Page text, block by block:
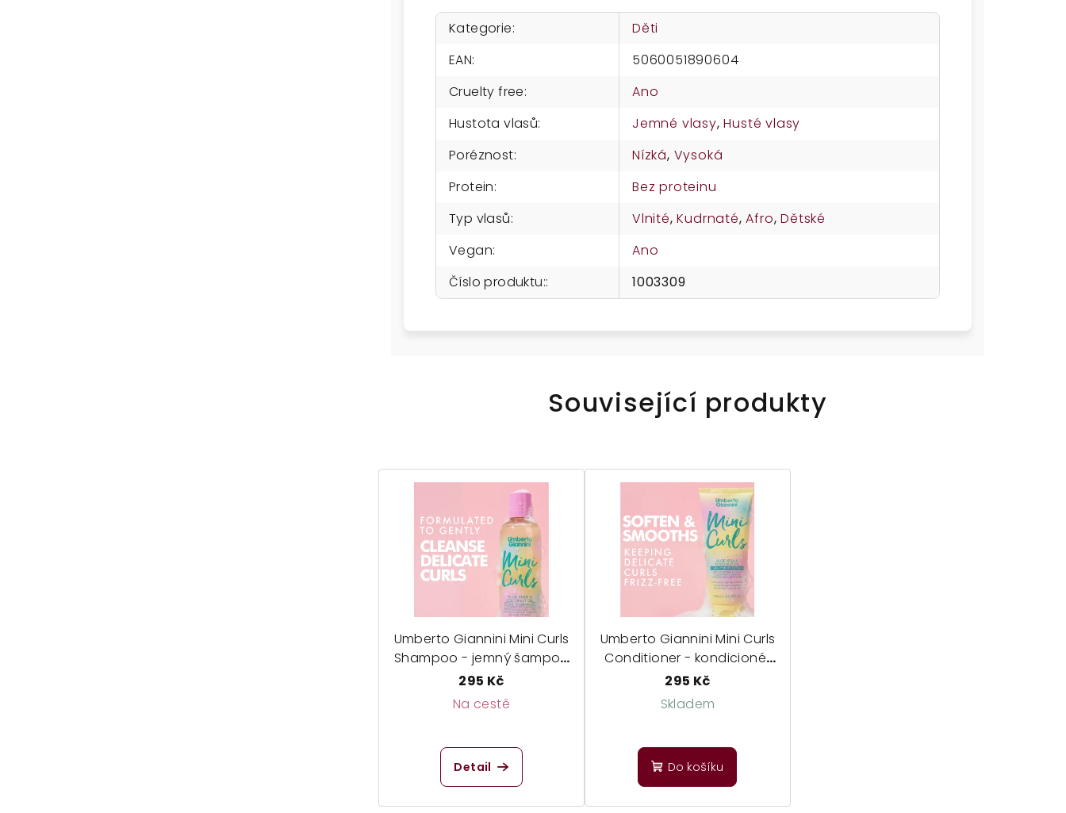
Kategorie:
Děti
EAN:
5060051890604
Cruelty free:
Ano
Hustota vlasů: Jemné vlasy,Husté vlasy
Poréznost: Nízká, Vysoká
Protein:
Bez proteinu
Typ vlasů: Vlnité,Kudrnaté,Afro,Dětské
Vegan:
Ano
Číslo produktu:: 1003309
Související produkty
Umberto Giannini Mini Curls
Shampoo - jemný šampon
pro děti
295 Kč
Na cestě
Detail
Umberto Giannini Mini Curls
Conditioner - kondicionér
pro děti
295 Kč
Skladem
Do košíku